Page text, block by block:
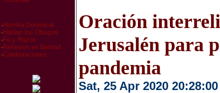
· Homilia Dominical
· Hablan los Obispos
· Fe y Razón
· Reflexion en libertad
·Colaboraciones
Oración
Jerusalén para
pandemia
Sat, 25 Apr 2020 20:28:00